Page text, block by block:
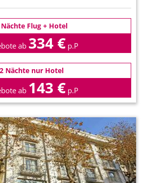
Flug + Hotel
ab 334 € p.P
2 Nächte nur Hotel
ab 143 € p.P